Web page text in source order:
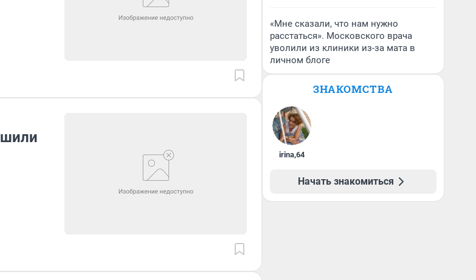
«Мне сказали, что нам нужно
расстаться». Московского врача
уволили из клиники из-за мата в
личном блоге
ЗНАКОМСТВА
irina,64
Начать знакомиться